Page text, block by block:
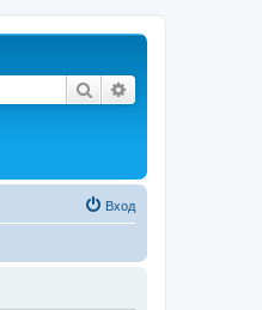
Поиск
Вход